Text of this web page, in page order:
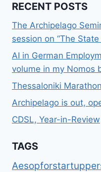
RECENT POSTS
The Archipelago
session on “The
AI in German
volume in my Nomos
Thessaloniki
Archipelago is out,
CDSL, Year-in-Review
TAGS